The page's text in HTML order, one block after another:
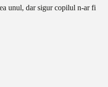
unul, dar sigur copilul n-ar fi